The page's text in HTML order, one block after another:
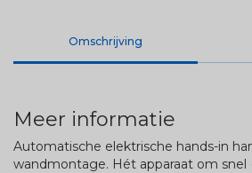
Omschrijving
Meer informatie
Automatische elektrische hands-in
wandmontage. Hét apparaat om snel